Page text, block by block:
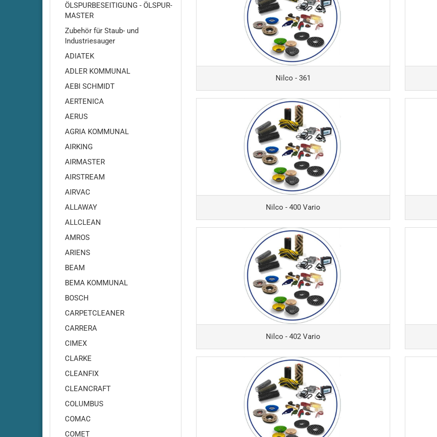
Kabel für
Adiatek - Amber 66
Adiatek - Baby / Baby-e /
Adiatek - Jade 50
Adiatek - Jade 55
Adiatek - Jade 66
Adiatek - Onyx 35
Adiatek - Ruby 45
Adiatek - Ruby 48
Adiatek - Ruby 50
Adiatek - Coral 85
Adiatek - Diamond 85
Adiatek - Diamond 100
Nilco - 361
Nilco - 400 Vario
Nilco - 402 Vario
ÖLSPURBESEITIGUNG - ÖLSPUR-
MASTER
Zubehör für Staub- und
Industriesauger
ADIATEK
ADLER KOMMUNAL
AEBI SCHMIDT
AERTENICA
AERUS
AGRIA KOMMUNAL
AIRKING
AIRMASTER
AIRSTREAM
AIRVAC
ALLAWAY
ALLCLEAN
AMROS
ARIENS
BEAM
BEMA KOMMUNAL
BOSCH
CARPETCLEANER
CARRERA
CIMEX
CLARKE
CLEANFIX
CLEANCRAFT
COLUMBUS
COMAC
COMET